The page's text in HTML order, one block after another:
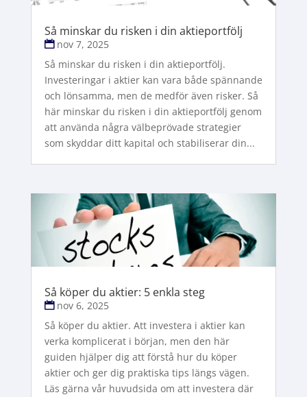
Så minskar du risken i din aktieportfölj
nov 7, 2025
Så minskar du risken i din aktieportfölj.
Investeringar i aktier kan vara både spännande
och lönsamma, men de medför även risker. Så
här minskar du risken i din aktieportfölj genom
att använda några välbeprövade strategier
som skyddar ditt kapital och stabiliserar din...
Så köper du aktier: 5 enkla steg
nov 6, 2025
Så köper du aktier. Att investera i aktier kan
verka komplicerat i början, men den här
guiden hjälper dig att förstå hur du köper
aktier och ger dig praktiska tips längs vägen.
Läs gärna vår huvudsida om att investera där